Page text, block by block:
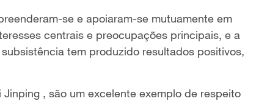
se e apoiaram-se mutuamente em
centrais e preocupações principais, e a
tem produzido resultados positivos,
, são um excelente exemplo de respeito